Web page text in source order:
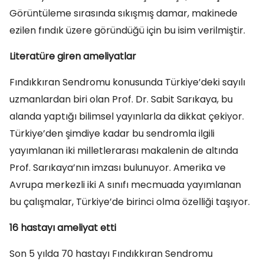
Görüntüleme sırasında sıkışmış damar, makinede
ezilen fındık üzere göründüğü için bu isim verilmiştir.
Literatüre giren ameliyatlar
Fındıkkıran Sendromu konusunda Türkiye’deki sayılı
uzmanlardan biri olan Prof. Dr. Sabit Sarıkaya, bu
alanda yaptığı bilimsel yayınlarla da dikkat çekiyor.
Türkiye’den şimdiye kadar bu sendromla ilgili
yayımlanan iki milletlerarası makalenin de altında
Prof. Sarıkaya’nın imzası bulunuyor. Amerika ve
Avrupa merkezli iki A sınıfı mecmuada yayımlanan
bu çalışmalar, Türkiye’de birinci olma özelliği taşıyor.
16 hastayı ameliyat etti
Son 5 yılda 70 hastayı Fındıkkıran Sendromu